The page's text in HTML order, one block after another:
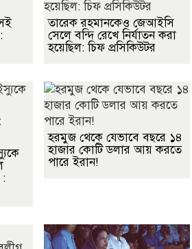
তারেক রহমানকেও জেআইসি
সেলে বন্দি রেখে নির্যাতন করা
হয়েছিল: চিফ প্রসিকিউটর
:
হরমুজ থেকে যেভাবে বছরে ১৪
হাজার কোটি ডলার আয় করতে
পারে ইরান!